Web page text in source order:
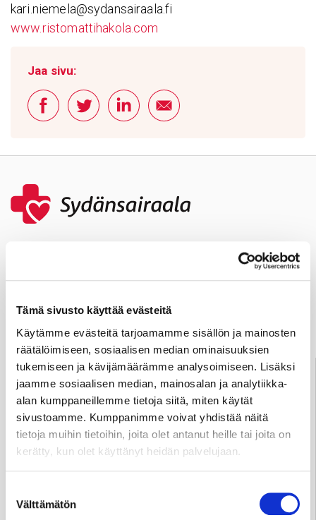
Tämä sivusto käyttää evästeitä
Käytämme evästeitä tarjoamamme sisällön ja mainosten
räätälöimiseen, sosiaalisen median ominaisuuksien
tukemiseen ja kävijämäärämme analysoimiseen. Lisäksi
jaamme sosiaalisen median, mainosalan ja analytiikka-
alan kumppaneillemme tietoja siitä, miten käytät
sivustoamme. Kumppanimme voivat yhdistää näitä
tietoja muihin tietoihin, joita olet antanut heille tai joita on
kerätty, kun olet käyttänyt heidän palvelujaan.
valinta
Välttämätön
kari.niemela@sydansairaala.fi
www.ristomattihakola.com
Jaa sivu:
Anna palautetta
Palve­lu­neu­vonta
Tampere
Arkisin klo 7.30–15
info@sydansairaala.fi
Jos haluat perua ajan tai sinulla on kysyttävää hoitoosi